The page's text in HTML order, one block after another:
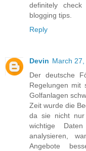
definitely
blogging tips.
Reply
Devin March
Der deutsche
Regelungen mit
Golfanlagen
Zeit wurde die
da sie nicht nur
wichtige
analysieren,
Angebote